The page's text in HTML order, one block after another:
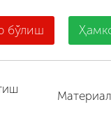
бўлиш